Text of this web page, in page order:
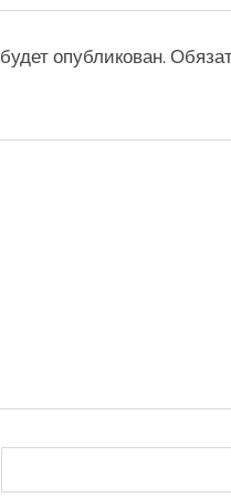
опубликован.